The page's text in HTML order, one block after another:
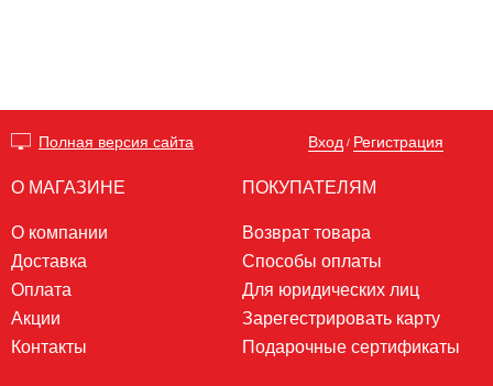
Полная версия сайта Вход / Регистрация
О МАГАЗИНЕ
О компании
Доставка
Оплата
Акции
Контакты
ПОКУПАТЕЛЯМ
Возврат товара
Способы оплаты
Для юридических лиц
Зарегестрировать карту
Подарочные сертификаты